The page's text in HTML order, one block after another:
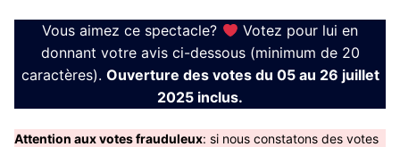
Vous aimez ce spectacle?
Votez pour lui en
donnant votre avis ci-dessous (minimum de 20
caractères). Ouverture des votes du 05 au 26 juillet
2025 inclus.
Attention aux votes frauduleux: si nous constatons des votes